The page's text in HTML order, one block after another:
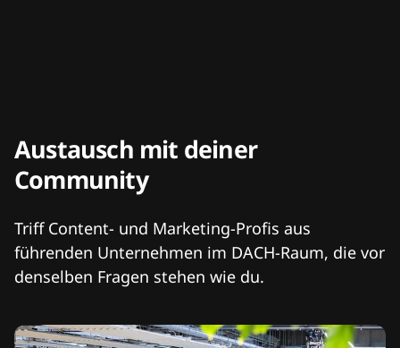
Austausch mit deiner
Community
Triff Content- und Marketing-Profis aus
führenden Unternehmen im DACH-Raum, die vor
denselben Fragen stehen wie du.